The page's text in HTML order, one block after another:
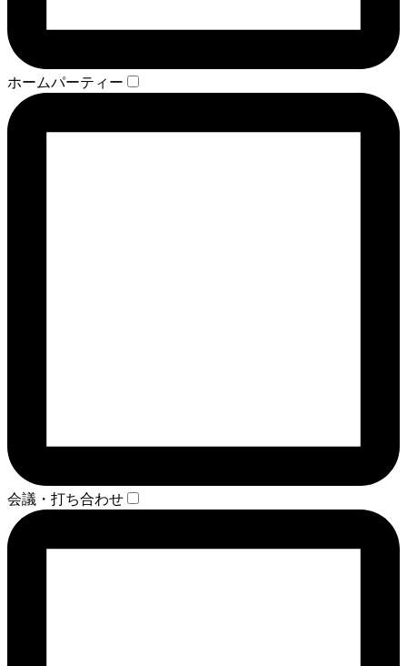
ホームパーティー
会議・打ち合わせ